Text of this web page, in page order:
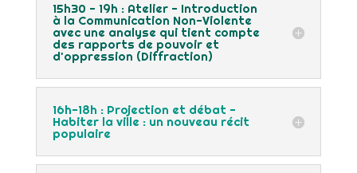
15h30 - 19h : Atelier - Introduction
à la Communication Non-Violente
avec une analyse qui tient compte
des rapports de pouvoir et
d'oppression (Diffraction)
16h-18h : Projection et débat -
Habiter la ville : un nouveau récit
populaire